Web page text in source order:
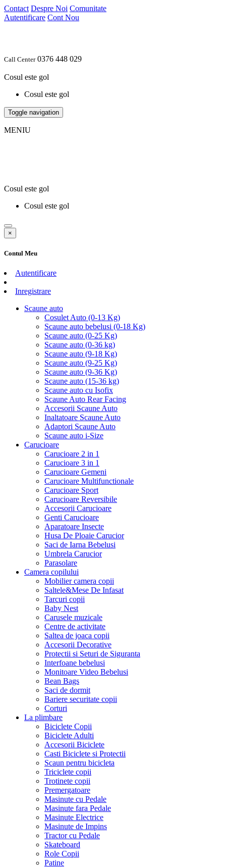
Contact Despre Noi Comunitate
Autentificare Cont Nou
Call Center0376 448 029
Cosul este gol
Cosul este gol
Toggle navigation
MENIU
Cosul este gol
Cosul este gol
×
Contul Meu
Autentificare
Inregistrare
Scaune auto
Cosulet Auto (0-13 Kg)
Scaune auto bebelusi (0-18 Kg)
Scaune auto (0-25 Kg)
Scaune auto (0-36 kg)
Scaune auto (9-18 Kg)
Scaune auto (9-25 Kg)
Scaune auto (9-36 Kg)
Scaune auto (15-36 kg)
Scaune auto cu Isofix
Scaune Auto Rear Facing
Accesorii Scaune Auto
Inaltatoare Scaune Auto
Adaptori Scaune Auto
Scaune auto i-Size
Carucioare
Carucioare 2 in 1
Carucioare 3 in 1
Carucioare Gemeni
Carucioare Multifunctionale
Carucioare Sport
Carucioare Reversibile
Accesorii Carucioare
Genti Carucioare
Aparatoare Insecte
Husa De Ploaie Carucior
Saci de Iarna Bebelusi
Umbrela Carucior
Parasolare
Camera copilului
Mobilier camera copii
Saltele&Mese De Infasat
Tarcuri copii
Baby Nest
Carusele muzicale
Centre de activitate
Saltea de joaca copii
Accesorii Decorative
Protectii si Seturi de Siguranta
Interfoane bebelusi
Monitoare Video Bebelusi
Bean Bags
Saci de dormit
Bariere securitate copii
Corturi
La plimbare
Biciclete Copii
Biciclete Adulti
Accesorii Biciclete
Casti Biciclete si Protectii
Scaun pentru bicicleta
Triciclete copii
Trotinete copii
Premergatoare
Masinute cu Pedale
Masinute fara Pedale
Masinute Electrice
Masinute de Impins
Tractor cu Pedale
Skateboard
Role Copii
Patine